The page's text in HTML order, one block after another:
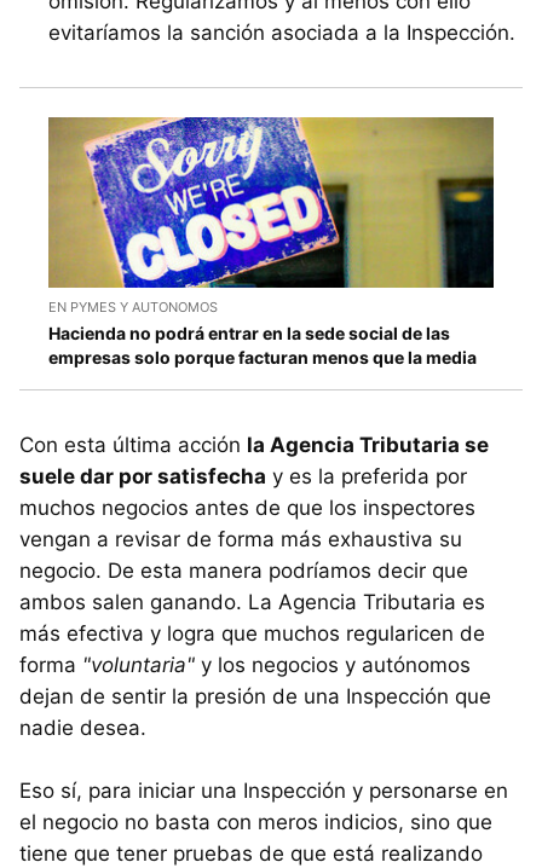
evitaríamos la sanción asociada a la Inspección.
EN PYMES Y AUTONOMOS
Hacienda no podrá entrar en la sede social de las
empresas solo porque facturan menos que la media
Con esta última acción la Agencia Tributaria se
suele dar por satisfecha y es la preferida por
muchos negocios antes de que los inspectores
vengan a revisar de forma más exhaustiva su
negocio. De esta manera podríamos decir que
ambos salen ganando. La Agencia Tributaria es
más efectiva y logra que muchos regularicen de
forma "voluntaria" y los negocios y autónomos
dejan de sentir la presión de una Inspección que
nadie desea.
Eso sí, para iniciar una Inspección y personarse en
el negocio no basta con meros indicios, sino que
tiene que tener pruebas de que está realizando